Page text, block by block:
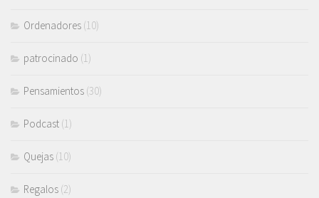
Ordenadores (10)
patrocinado (1)
Pensamientos (30)
Podcast (1)
Quejas (10)
Regalos (2)